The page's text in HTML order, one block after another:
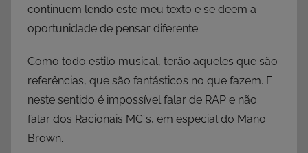
continuem lendo este meu texto e se deem a
oportunidade de pensar diferente.
Como todo estilo musical, terão aqueles que são
referências, que são fantásticos no que fazem. E
neste sentido é impossível falar de RAP e não
falar dos Racionais MC´s, em especial do Mano
Brown.